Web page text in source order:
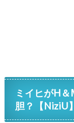
ミイヒがH
胆？【NiziU】